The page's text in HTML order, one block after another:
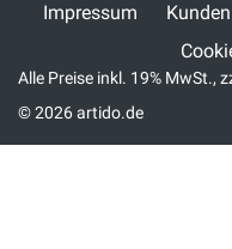
Impressum
Alle Preise inkl. 19% MwSt.,
© 2026 artido.de